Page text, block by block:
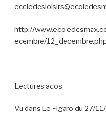
http://
ecembre/
Lectures ados
Vu dans Le Figaro du 27/